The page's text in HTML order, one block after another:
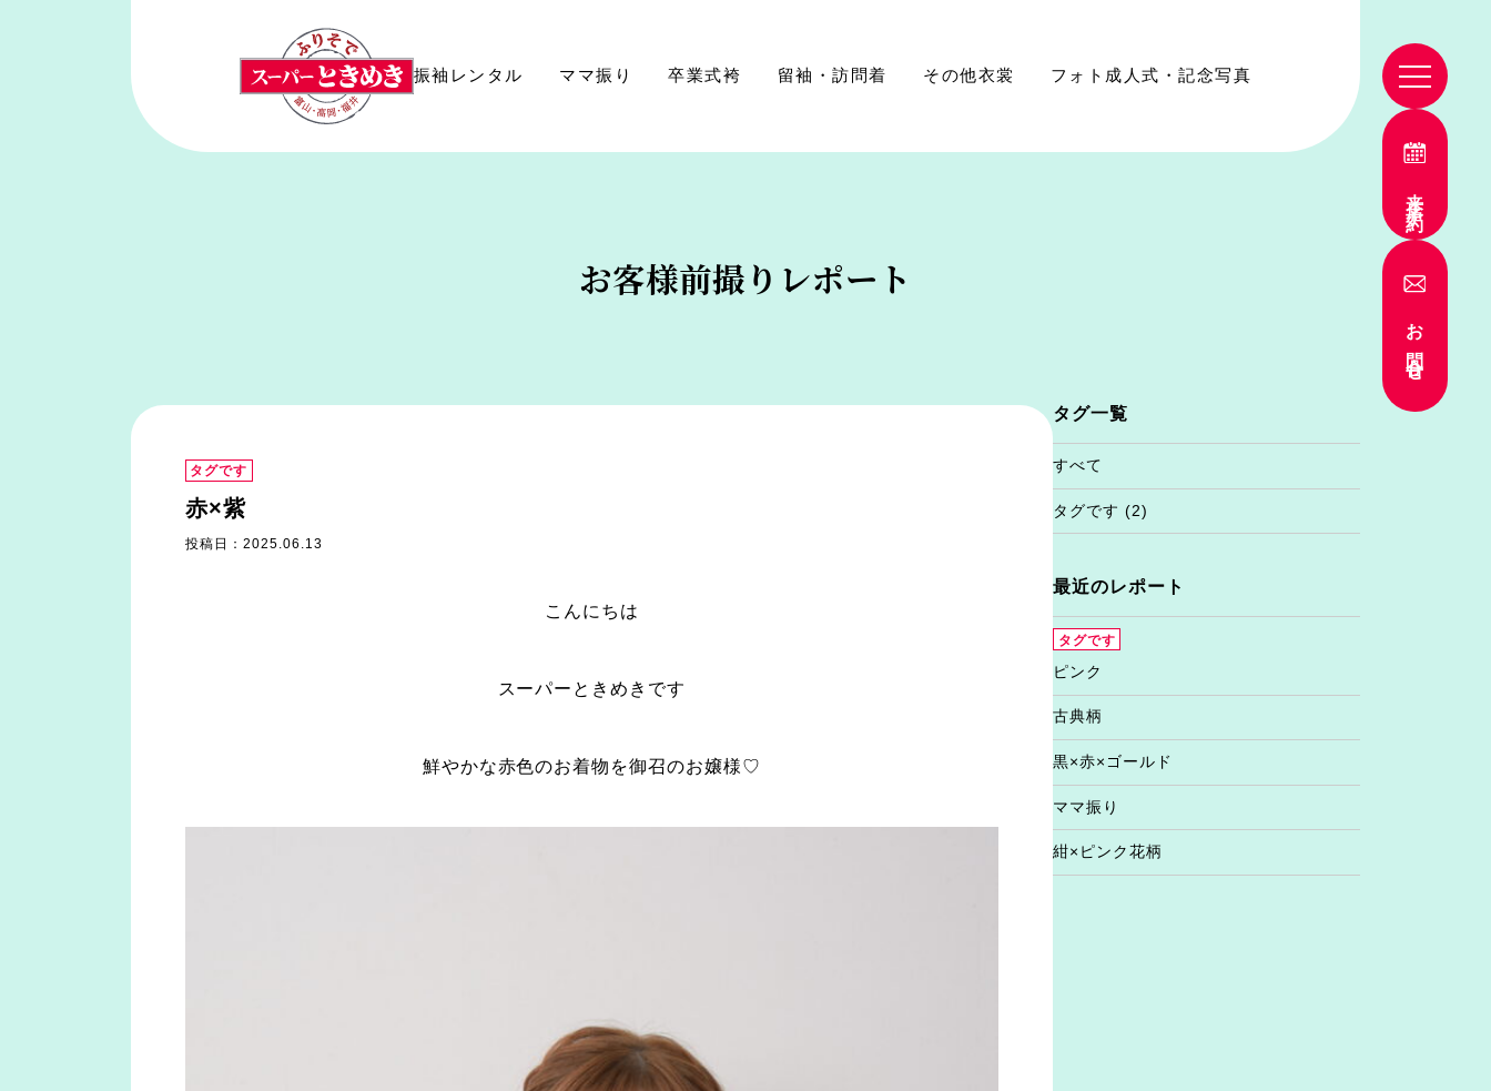
来店予約
お問合せ
振袖レンタル ママ振り 卒業式袴 留袖・訪問着 その他衣裳 フォト成人式・記念写真
お客様前撮りレポート
タグです
赤×紫
投稿日：2025.06.13
こんにちは
スーパーときめきです
鮮やかな赤色のお着物を御召のお嬢様♡
タグ一覧
すべて
タグです (2)
最近のレポート
タグです
ピンク
古典柄
黒×赤×ゴールド
ママ振り
紺×ピンク花柄